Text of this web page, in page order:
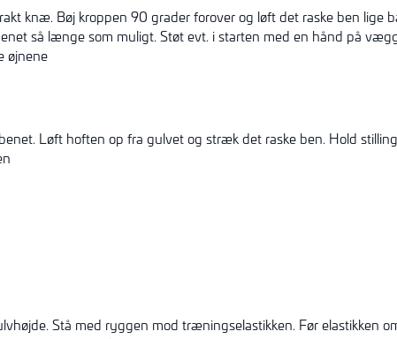
knæ. Bøj kroppen 90 grader forover og løft det raske ben lige
så længe som muligt. Støt evt. i starten med en hånd på
øjnene
Løft hoften op fra gulvet og stræk det raske ben. Hold
Stå med ryggen mod træningselastikken. Før elastikken